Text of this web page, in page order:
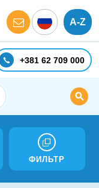
A-Z
+381 62 709 000
ФИЛЬТР